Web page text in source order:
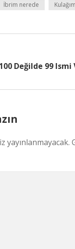
İbrim nerede
Değilde 99 Ismi
yayınlanmayacak.